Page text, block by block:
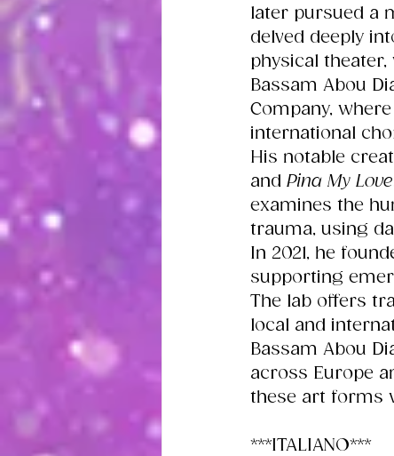
later pursued a
delved deeply
physical
Bassam Abou
Company,
international
His notable
and Pina My Love
examines the
trauma, using
In 2021, he
supporting
The lab offers
local and
Bassam Abou
across Europe
these art forms
***ITALIANO***